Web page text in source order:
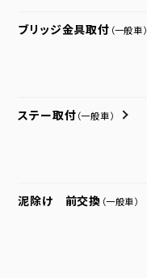
ブリッジ金具取付 （一般車）
ステー取付 （一般車）
泥除け 前交換 （一般車）